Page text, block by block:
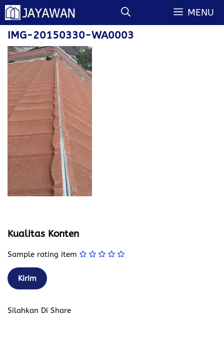
Langsung
ke
isi
MENU
IMG-20150330-WA0003
Kualitas Konten
Sample rating item
Silahkan Di Share